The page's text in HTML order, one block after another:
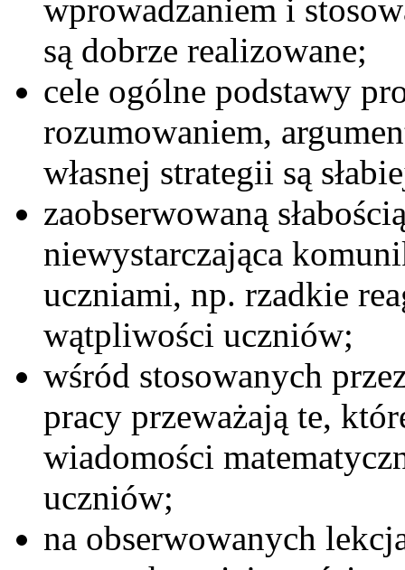
wprowadzaniem i
są dobrze realizowane;
cele ogólne podstawy
rozumowaniem,
własnej strategii są
zaobserwowaną
niewystarczająca
uczniami, np. rzadkie
wątpliwości uczniów;
wśród stosowanych
pracy przeważają te,
wiadomości
uczniów;
na obserwowanych